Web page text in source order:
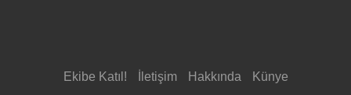
Ekibe Katıl! İletişim Hakkında Künye